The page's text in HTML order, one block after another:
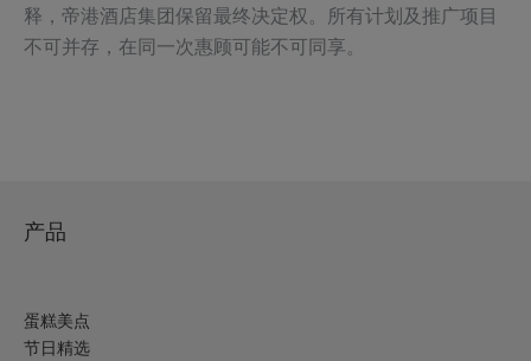
释，帝港酒店集团保留最终决定权。所有计划及推广项目
不可并存，在同一次惠顾可能不可同享。
产品
蛋糕美点
节日精选